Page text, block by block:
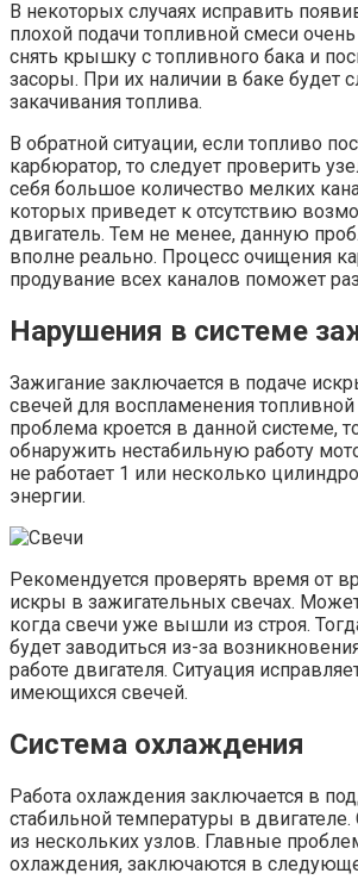
В некоторых случаях исправить
плохой подачи топливной смеси
снять крышку с топливного бака и
засоры. При их наличии в баке будет
закачивания топлива.
В обратной ситуации, если топливо
карбюратор, то следует проверить
себя большое количество мелких
которых приведет к отсутствию
двигатель. Тем не менее, данную
вполне реально. Процесс очищения
продувание всех каналов поможет
Нарушения в системе
Зажигание заключается в подаче
свечей для воспламенения
проблема кроется в данной системе,
обнаружить нестабильную работу
не работает 1 или несколько
энергии.
Рекомендуется проверять время от
искры в зажигательных свечах.
когда свечи уже вышли из строя.
будет заводиться из-за
работе двигателя. Ситуация
имеющихся свечей.
Система охлаждения
Работа охлаждения заключается в
стабильной температуры в двигателе.
из нескольких узлов. Главные
охлаждения, заключаются в